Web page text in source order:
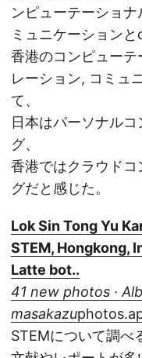
ンピューテーショ
ミュニケーション
香港のコンピュー
レーション, コミュ
て、
日本はパーソナル
グ、
香港ではクラウド
グだと感じた。
Lok Sin Tong Yu
STEM, Hongkong,
Latte bot..
41 new photos ·
masakazu
STEMについて調べ